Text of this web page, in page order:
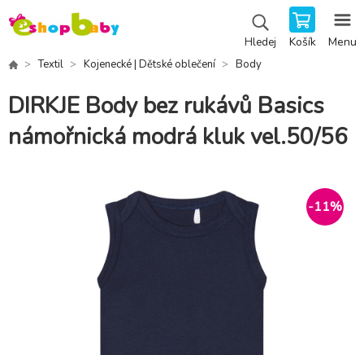
Hledej Košík Menu
Textil Kojenecké | Dětské oblečení Body
DIRKJE Body bez rukávů Basics
námořnická modrá kluk vel.50/56
-11%